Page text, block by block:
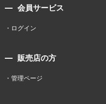
会員サービス
ログイン
販売店の方
管理ページ